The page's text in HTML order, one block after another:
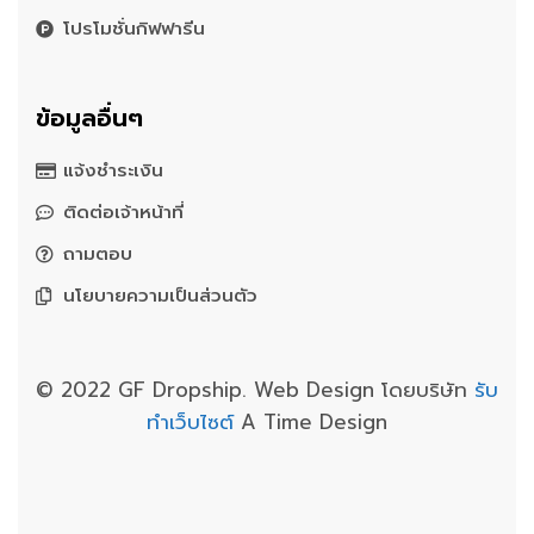
โปรโมชั่นกิฟฟารีน
ข้อมูลอื่นๆ
แจ้งชำระเงิน
ติดต่อเจ้าหน้าที่
ถามตอบ
นโยบายความเป็นส่วนตัว
© 2022 GF Dropship. Web Design โดยบริษัท รับ
ทำเว็บไซต์ A Time Design